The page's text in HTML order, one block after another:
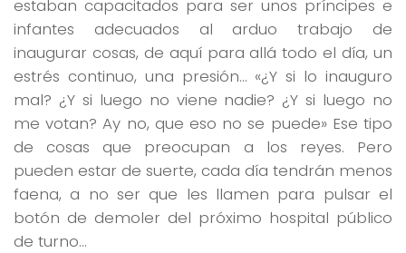
estaban capacitados para ser unos príncipes e
infantes adecuados al arduo trabajo de
inaugurar cosas, de aquí para allá todo el día, un
estrés continuo, una presión… «¿Y si lo inauguro
mal? ¿Y si luego no viene nadie? ¿Y si luego no
me votan? Ay no, que eso no se puede» Ese tipo
de cosas que preocupan a los reyes. Pero
pueden estar de suerte, cada día tendrán menos
faena, a no ser que les llamen para pulsar el
botón de demoler del próximo hospital público
de turno…